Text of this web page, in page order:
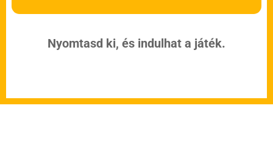
Nyomtasd ki, és indulhat a játék.